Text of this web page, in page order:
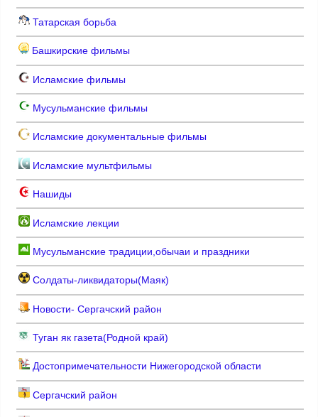
Татарская борьба
Башкирские фильмы
Исламские фильмы
Мусульманские фильмы
Исламские документальные фильмы
Исламские мультфильмы
Нашиды
Исламские лекции
Мусульманские традиции,обычаи и праздники
Солдаты-ликвидаторы(Маяк)
Новости- Сергачский район
Туган як газета(Родной край)
Достопримечательности Нижегородской области
Сергачский район